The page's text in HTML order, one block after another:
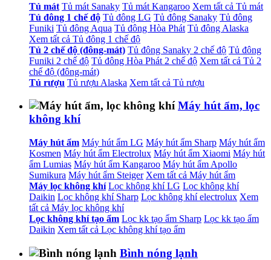
Tủ mát Tủ mát Sanaky Tủ mát Kangaroo Xem tất cả Tủ mát
Tủ đông 1 chế độ Tủ đông LG Tủ đông Sanaky Tủ đông
Funiki Tủ đông Aqua Tủ đông Hòa Phát Tủ đông Alaska
Xem tất cả Tủ đông 1 chế độ
Tủ 2 chế độ (đông-mát) Tủ đông Sanaky 2 chế độ Tủ đông
Funiki 2 chế độ Tủ đông Hòa Phát 2 chế độ Xem tất cả Tủ 2
chế độ (đông-mát)
Tủ rượu Tủ rượu Alaska Xem tất cả Tủ rượu
Máy hút ẩm, lọc
không khí
Máy hút ẩm Máy hút ẩm LG Máy hút ẩm Sharp Máy hút ẩm
Kosmen Máy hút ẩm Electrolux Máy hút ẩm Xiaomi Máy hút
ẩm Lumias Máy hút ẩm Kangaroo Máy hút ẩm Apollo
Sumikura Máy hút ẩm Steiger Xem tất cả Máy hút ẩm
Máy lọc không khí Lọc không khí LG Lọc không khí
Daikin Lọc không khí Sharp Lọc không khí electrolux Xem
tất cả Máy lọc không khí
Lọc không khí tạo ẩm Lọc kk tạo ẩm Sharp Lọc kk tạo ẩm
Daikin Xem tất cả Lọc không khí tạo ẩm
Bình nóng lạnh